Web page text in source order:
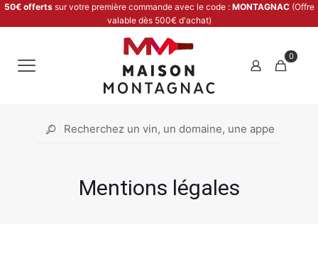
50€ offertssur votre première commande avec le code : MONTAGNAC (Offre
valable dès 500€ d'achat)
0
Mentions légales